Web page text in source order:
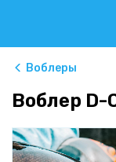
Воблеры
Воблер D-